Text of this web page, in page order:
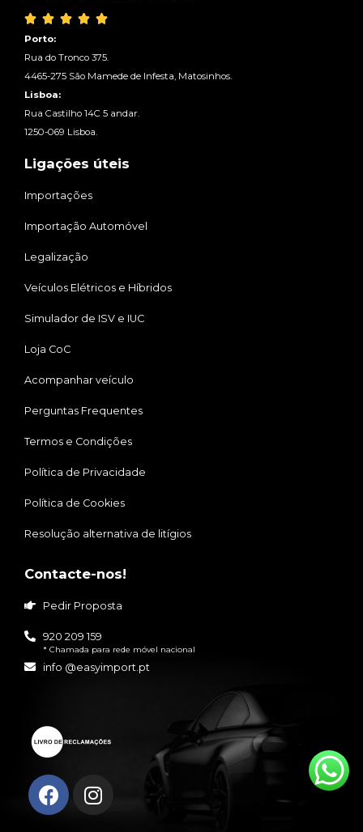
    
Porto:
Rua do Tronco 375.
4465-275 São Mamede de Infesta, Matosinhos.
Lisboa:
Rua Castilho 14C 5 andar.
1250-069 Lisboa.
Ligações úteis
Importações
Importação Automóvel
Legalização
Veículos Elétricos e Híbridos
Simulador de ISV e IUC
Loja CoC
Acompanhar veículo
Perguntas Frequentes
Termos e Condições
Política de Privacidade
Política de Cookies
Resolução alternativa de litígios
Contacte-nos!
Pedir Proposta
920 209 159
* Chamada para rede móvel nacional
info @easyimport.pt